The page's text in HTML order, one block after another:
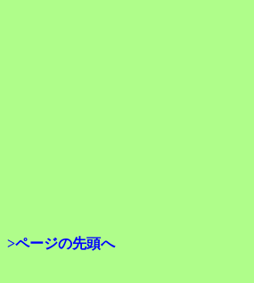
>ページの先頭へ